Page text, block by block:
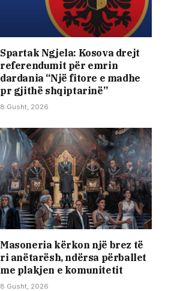
Spartak Ngjela: Kosova drejt
referendumit për emrin
dardania “Një fitore e madhe
pr gjithë shqiptarinë”
8 Gusht, 2026
Masoneria kërkon një brez të
ri anëtarësh, ndërsa përballet
me plakjen e komunitetit
8 Gusht, 2026